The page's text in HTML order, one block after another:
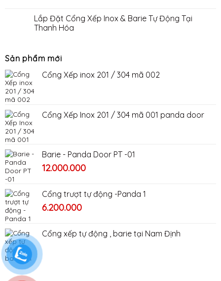
Lắp Đặt Cổng Xếp Inox & Barie Tự Động Tại
Thanh Hóa
Sản phẩm mới
Cổng Xếp inox 201 / 304 mã 002
Cổng Xếp Inox 201 / 304 mã 001 panda door
Barie - Panda Door PT -01
Giá
16.000.000₫.
12.000.000Giá
là:
Cổng trượt tự động -Panda 1
6.200.000
Cổng xếp tự động , barie tại Nam Định